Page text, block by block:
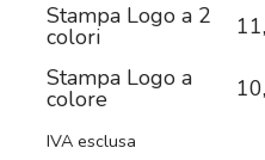
Stampa Logo a 2
colori
Stampa Logo a
colore
IVA esclusa